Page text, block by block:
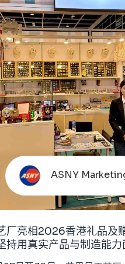
ASNY
厂亮相2026香港礼品及
持用真实产品与制造能力